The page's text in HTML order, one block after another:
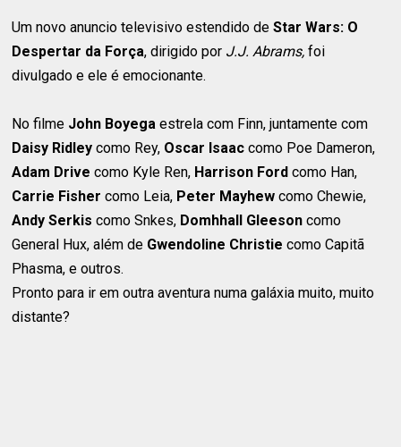
Um novo anuncio televisivo estendido de Star Wars: O
Despertar da Força, dirigido por J.J. Abrams, foi
divulgado e ele é emocionante.
No filme John Boyega estrela com Finn, juntamente com
Daisy Ridleycomo Rey, Oscar Isaac como Poe Dameron,
Adam Drive como Kyle Ren, Harrison Fordcomo Han,
Carrie Fisher como Leia, Peter Mayhew como Chewie,
Andy Serkiscomo Snkes, Domhhall Gleeson como
General Hux, além de Gwendoline Christie como Capitã
Phasma, e outros.
Pronto para ir em outra aventura numa galáxia muito, muito
distante?